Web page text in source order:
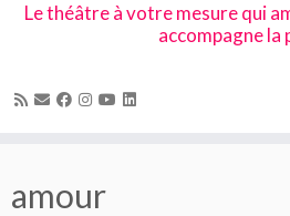
content
Le théâtre à votre mesure qui
accompagne la
amour